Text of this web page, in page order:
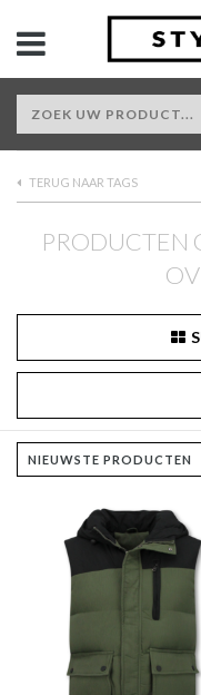
TERUG NAAR TAGS
PRODUCTEN